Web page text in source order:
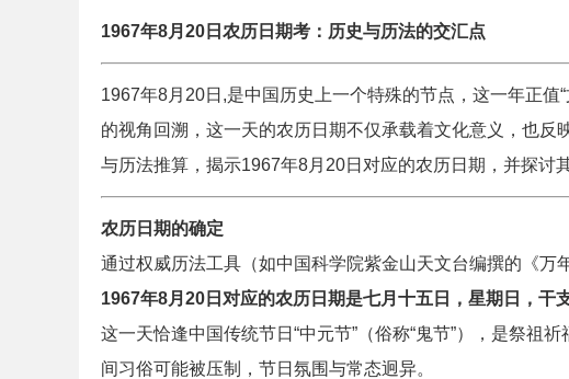
1967年8月20日农历日期考：历史与历法的交汇点
1967年8月20日,是中国历史上一个特殊的节点，这一年正
的视角回溯，这一天的农历日期不仅承载着文化意义，也
与历法推算，揭示1967年8月20日对应的农历日期，并探讨
农历日期的确定
通过权威历法工具（如中国科学院紫金山天文台编撰的《万
1967年8月20日对应的农历日期是七月十五日，星期日，干
这一天恰逢中国传统节日“中元节”（俗称“鬼节”），是祭祖
间习俗可能被压制，节日氛围与常态迥异。